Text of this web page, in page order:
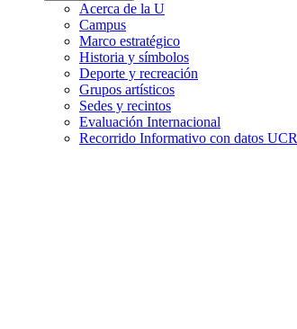
Acerca de la U
Campus
Marco estratégico
Historia y símbolos
Deporte y recreación
Grupos artísticos
Sedes y recintos
Evaluación Internacional
Recorrido Informativo con datos UCR